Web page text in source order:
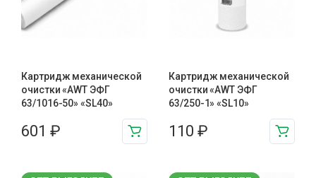
Картридж механической
очистки «AWT ЭФГ
63/1016-50» «SL40»
601 ₽
Картридж механической
очистки «AWT ЭФГ
63/250-1» «SL10»
110 ₽